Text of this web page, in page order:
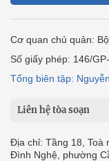
Cơ quan chủ quản:
Số giấy phép: 146/
Tổng biên tập:
Liên hệ tòa soạn
Địa chỉ: Tầng 18, Toà
Đình Nghệ, phường